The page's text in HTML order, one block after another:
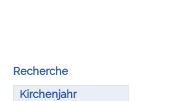
Recherche
Kirchenjahr